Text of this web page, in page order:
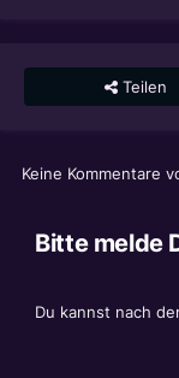
Teilen
Keine Kommentare
Bitte melde
Du kannst nach